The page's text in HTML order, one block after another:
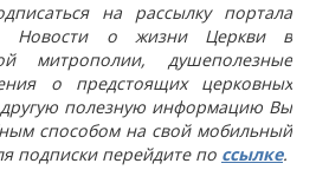
на рассылку портала
Новости о жизни Церкви в
митрополии, душеполезные
о предстоящих церковных
полезную информацию Вы
способом на свой мобильный
подписки перейдите по ссылке.